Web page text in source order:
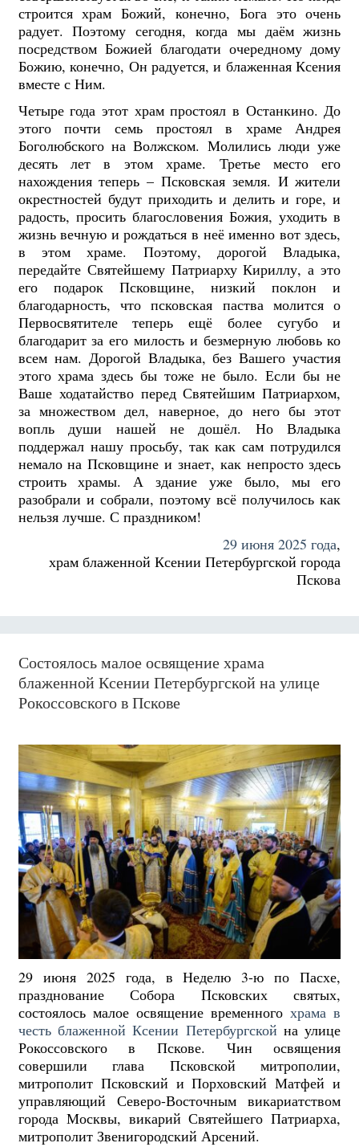
строится храм Божий, конечно, Бога это очень
радует. Поэтому сегодня, когда мы даём жизнь
посредством Божией благодати очередному дому
Божию, конечно, Он радуется, и блаженная Ксения
вместе с Ним.
Четыре года этот храм простоял в Останкино. До
этого почти семь простоял в храме Андрея
Боголюбского на Волжском. Молились люди уже
десять лет в этом храме. Третье место его
нахождения теперь – Псковская земля. И жители
окрестностей будут приходить и делить и горе, и
радость, просить благословения Божия, уходить в
жизнь вечную и рождаться в неё именно вот здесь,
в этом храме. Поэтому, дорогой Владыка,
передайте Святейшему Патриарху Кириллу, а это
его подарок Псковщине, низкий поклон и
благодарность, что псковская паства молится о
Первосвятителе теперь ещё более сугубо и
благодарит за его милость и безмерную любовь ко
всем нам. Дорогой Владыка, без Вашего участия
этого храма здесь бы тоже не было. Если бы не
Ваше ходатайство перед Святейшим Патриархом,
за множеством дел, наверное, до него бы этот
вопль души нашей не дошёл. Но Владыка
поддержал нашу просьбу, так как сам потрудился
немало на Псковщине и знает, как непросто здесь
строить храмы. А здание уже было, мы его
разобрали и собрали, поэтому всё получилось как
нельзя лучше. С праздником!
29 июня 2025 года,
храм блаженной Ксении Петербургской города
Пскова
Состоялось малое освящение храма
блаженной Ксении Петербургской на улице
Рокоссовского в Пскове
29 июня 2025 года, в Неделю 3-ю по Пасхе,
празднование Собора Псковских святых,
состоялось малое освящение временногохрама в
честь блаженной Ксении Петербургской на улице
Рокоссовского в Пскове. Чин освящения
совершили глава Псковской митрополии,
митрополит Псковский и Порховский Матфей и
управляющий Северо-Восточным викариатством
города Москвы, викарий Святейшего Патриарха,
митрополит Звенигородский Арсений.